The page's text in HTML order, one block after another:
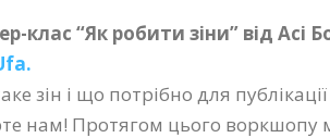
клас “Як робити зіни” від Асі
зін і що потрібно для
нам! Протягом цього воркшопу